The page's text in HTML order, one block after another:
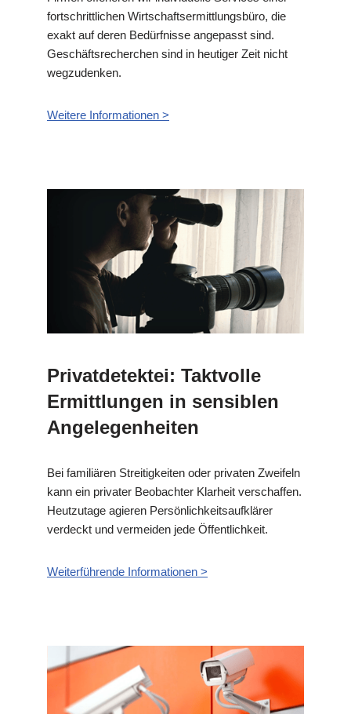
fortschrittlichen Wirtschaftsermittlungsbüro, die
exakt auf deren Bedürfnisse angepasst sind.
Geschäftsrecherchen sind in heutiger Zeit nicht
wegzudenken.
Weitere Informationen >
Privatdetektei: Taktvolle
Ermittlungen in sensiblen
Angelegenheiten
Bei familiären Streitigkeiten oder privaten Zweifeln
kann ein privater Beobachter Klarheit verschaffen.
Heutzutage agieren Persönlichkeitsaufklärer
verdeckt und vermeiden jede Öffentlichkeit.
Weiterführende Informationen >